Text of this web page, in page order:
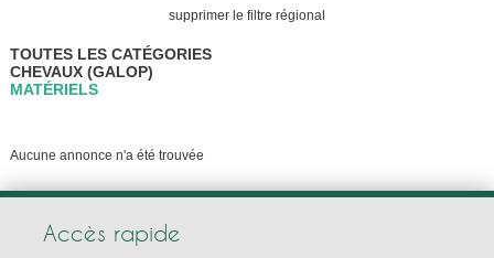
supprimer le filtre régional
TOUTES LES CATÉGORIES
CHEVAUX (GALOP)
MATÉRIELS
Aucune annonce n'a été trouvée
Accès rapide